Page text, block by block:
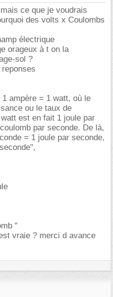
ce que je voudrais
des volts x Coulombs
électrique
orageux à t on la
sol ?
ampère = 1 watt, où le
ou le taux de
est en fait 1 joule par
par seconde. De là,
= 1 joule par seconde,
"
vraie ? merci d avance